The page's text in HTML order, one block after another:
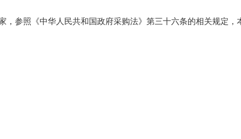
参照《中华人民共和国政府采购法》第三十六条的相关规定，